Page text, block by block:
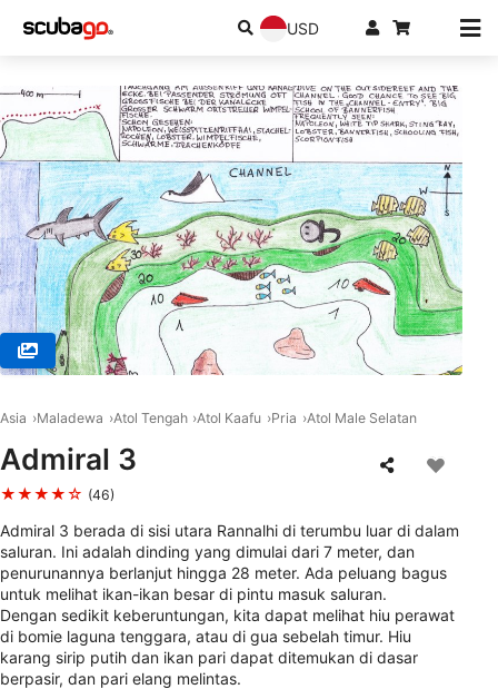
USD
Asia Maladewa Atol Tengah Atol Kaafu Pria Atol Male Selatan
Admiral 3
★★★★☆ (46)
Admiral 3 berada di sisi utara Rannalhi di terumbu luar di dalam
saluran. Ini adalah dinding yang dimulai dari 7 meter, dan
penurunannya berlanjut hingga 28 meter. Ada peluang bagus
untuk melihat ikan-ikan besar di pintu masuk saluran.
Dengan sedikit keberuntungan, kita dapat melihat hiu perawat
di bomie laguna tenggara, atau di gua sebelah timur. Hiu
karang sirip putih dan ikan pari dapat ditemukan di dasar
berpasir, dan pari elang melintas.